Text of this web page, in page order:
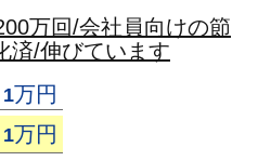
万回/会社員向けの節
済/伸びています
1万円
1万円